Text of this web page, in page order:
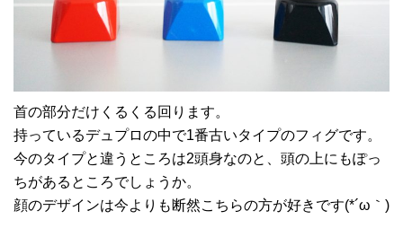
首の部分だけくるくる回ります。
持っているデュプロの中で1番古いタイプのフィグです。
今のタイプと違うところは2頭身なのと、頭の上にもぽっ
ちがあるところでしょうか。
顔のデザインは今よりも断然こちらの方が好きです(*´ω｀)